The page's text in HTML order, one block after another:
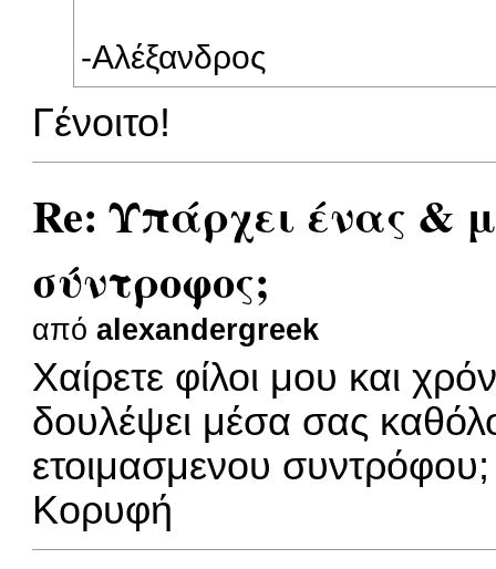
-Αλέξανδρος
Γένοιτο!
Re: Υπάρχει ένας &
σύντροφος;
απόalexandergreek
Χαίρετε φίλοι μου και
δουλέψει μέσα σας
ετοιμασμενου συντρόφου;
Κορυφή